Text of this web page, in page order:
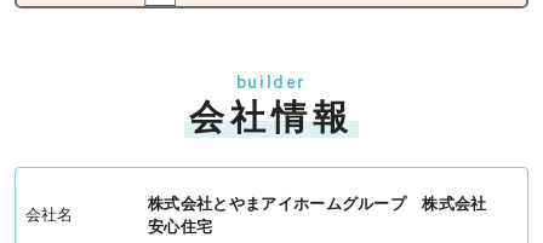
builder
会社情報
会社名
株式会社とやまアイホームグループ 株式会社
安心住宅